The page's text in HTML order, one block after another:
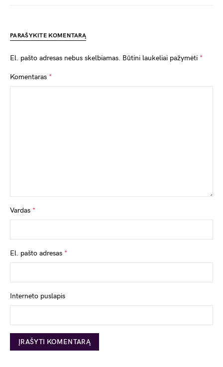
PARAŠYKITE KOMENTARĄ
El. pašto adresas nebus skelbiamas. Būtini laukeliai pažymėti *
Komentaras *
Vardas *
El. pašto adresas *
Interneto puslapis